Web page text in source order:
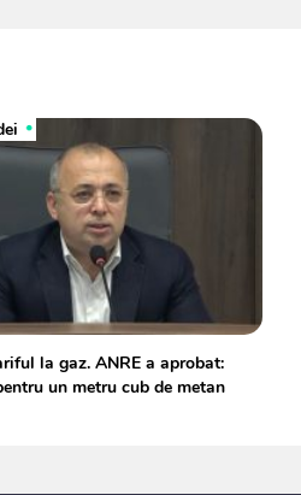
la gaz. ANRE a aprobat:
un metru cub de metan